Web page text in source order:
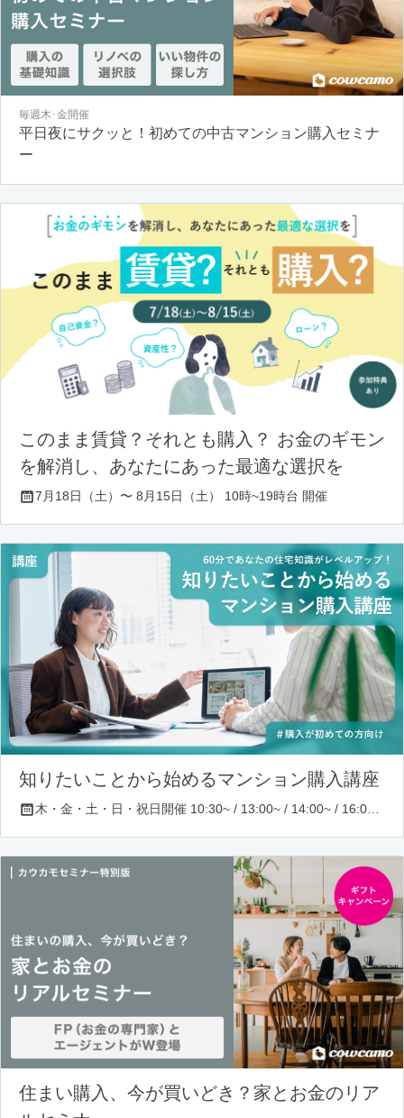
毎週木･金開催
平日夜にサクッと！初めての中古マンション購入セミナ
ー
このまま賃貸？それとも購入？ お金のギモン
を解消し、あなたにあった最適な選択を
7月18日（土）〜 8月15日（土） 10時~19時台 開催
知りたいことから始めるマンション購入講座
木・金・土・日・祝日開催 10:30~ / 13:00~ / 14:00~ / 16:00~ / 17:00~/ 18:30~/ 19:30~
住まい購入、今が買いどき？家とお金のリア